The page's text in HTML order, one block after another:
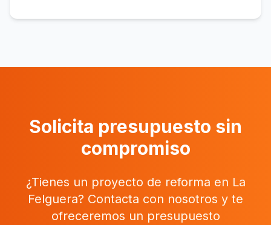
Solicita presupuesto sin
compromiso
¿Tienes un proyecto de reforma en La
Felguera? Contacta con nosotros y te
ofreceremos un presupuesto